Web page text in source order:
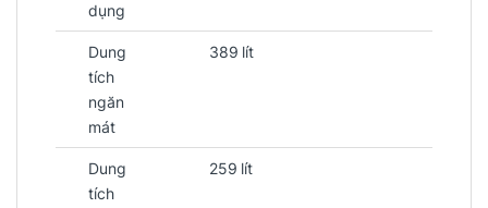
dụng
Dung
tích
ngăn
mát
389 lít
Dung
tích
259 lít